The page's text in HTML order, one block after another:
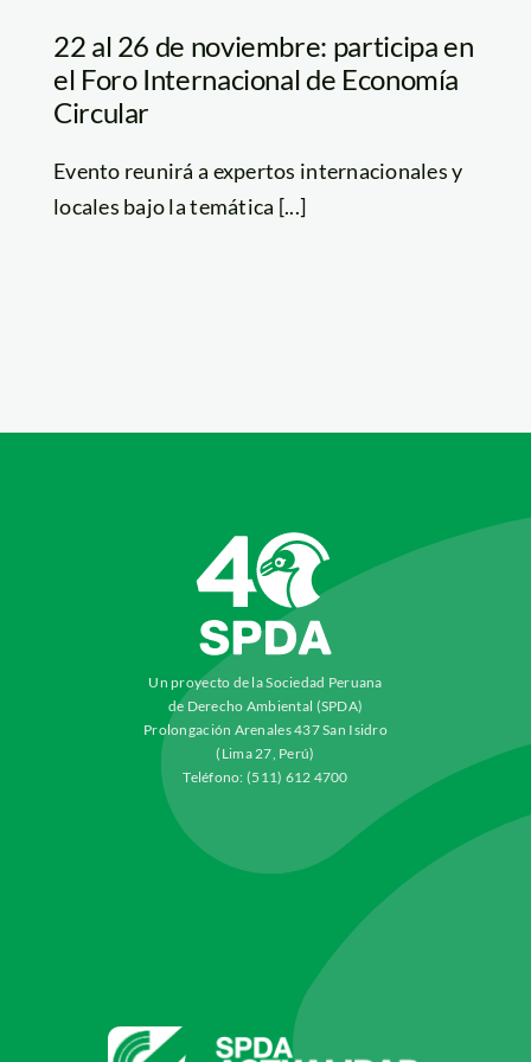
22 al 26 de noviembre: participa en
el Foro Internacional de Economía
Circular
Evento reunirá a expertos internacionales y
locales bajo la temática [...]
Un proyecto de la Sociedad Peruana
de Derecho Ambiental (SPDA)
Prolongación Arenales 437 San Isidro
(Lima 27, Perú)
Teléfono: (511) 612 4700